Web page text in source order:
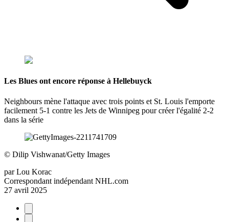
Les Blues ont encore réponse à Hellebuyck
Neighbours mène l'attaque avec trois points et St. Louis l'emporte
facilement 5-1 contre les Jets de Winnipeg pour créer l'égalité 2-2
dans la série
© Dilip Vishwanat/Getty Images
par Lou Korac
Correspondant indépendant NHL.com
27 avril 2025